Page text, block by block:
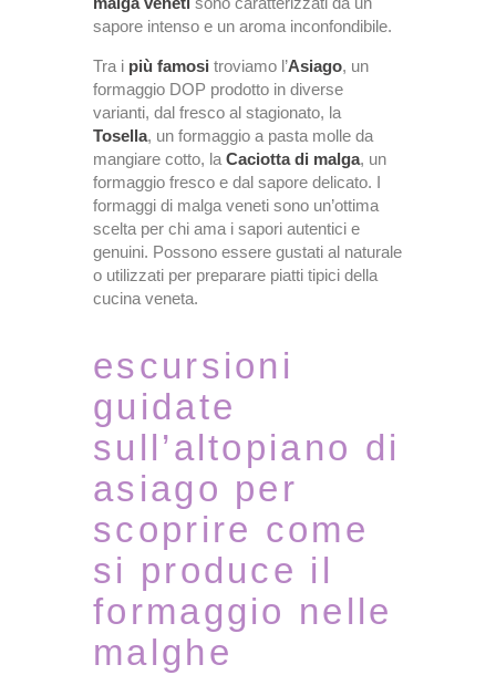
sapore intenso e un aroma inconfondibile.
Tra i più famosi troviamo l’Asiago, un
formaggio DOP prodotto in diverse
varianti, dal fresco al stagionato, la
Tosella, un formaggio a pasta molle da
mangiare cotto, la Caciotta di malga, un
formaggio fresco e dal sapore delicato. I
formaggi di malga veneti sono un’ottima
scelta per chi ama i sapori autentici e
genuini. Possono essere gustati al naturale
o utilizzati per preparare piatti tipici della
cucina veneta.
escursioni
guidate
sull’altopiano di
asiago per
scoprire come
si produce il
formaggio nelle
malghe